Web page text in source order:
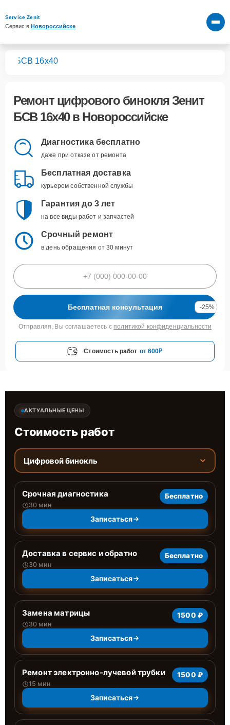
Service Zenit
Сервис в Новороссийске
БСВ 16х40
Ремонт цифрового бинокля Зенит
БСВ 16х40в Новороссийске
Диагностика бесплатно
даже при отказе от ремонта
Бесплатная доставка
курьером собственной службы
Гарантия до 3 лет
на все виды работ и запчастей
Срочный ремонт
в день обращения от 30 минут
Бесплатная консультация -25%
Отправляя, Вы соглашаетесь с политикой конфиденциальности
Стоимость работ от 600₽
АКТУАЛЬНЫЕ ЦЕНЫ
Стоимость работ
Цифровой бинокль
Срочная диагностика
30 мин
Бесплатно
Записаться
Доставка в сервис и обратно
30 мин
Бесплатно
Записаться
Замена матрицы
30 мин
1500 ₽
Записаться
Ремонт электронно-лучевой трубки
15 мин
1500 ₽
Записаться